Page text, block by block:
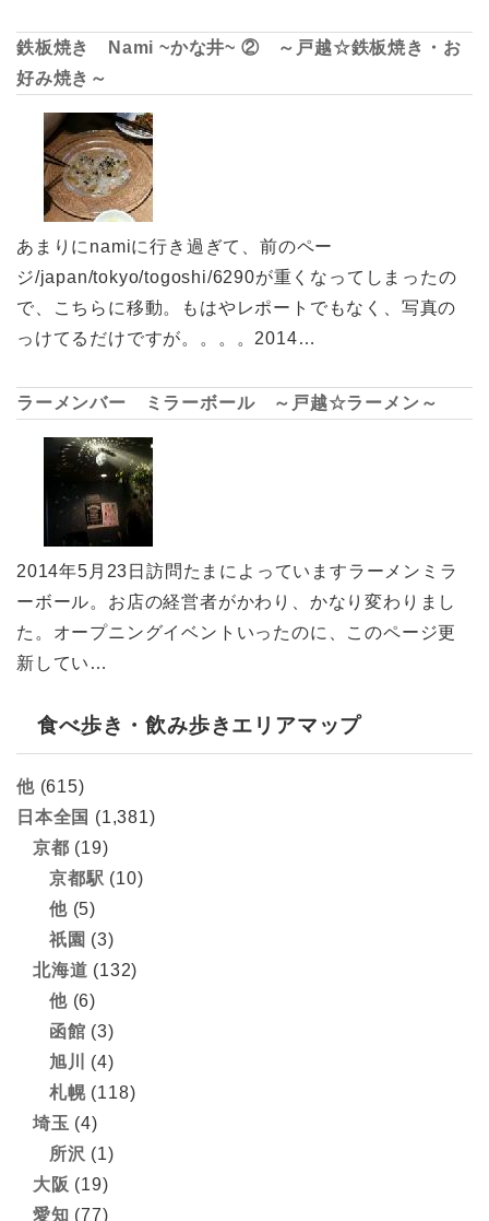
鉄板焼き Nami ~かな井~ ② ～戸越☆鉄板焼き・お
好み焼き～
あまりにnamiに行き過ぎて、前のペー
ジ/japan/tokyo/togoshi/6290が重くなってしまったの
で、こちらに移動。もはやレポートでもなく、写真の
っけてるだけですが。。。。2014…
ラーメンバー ミラーボール ～戸越☆ラーメン～
2014年5月23日訪問たまによっていますラーメンミラ
ーボール。お店の経営者がかわり、かなり変わりまし
た。オープニングイベントいったのに、このページ更
新してい…
食べ歩き・飲み歩きエリアマップ
他(615)
日本全国 (1,381)
京都 (19)
京都駅 (10)
他(5)
祇園 (3)
北海道 (132)
他(6)
函館 (3)
旭川
(4)
札幌(118)
埼玉 (4)
所沢 (1)
大阪 (19)
愛知 (77)